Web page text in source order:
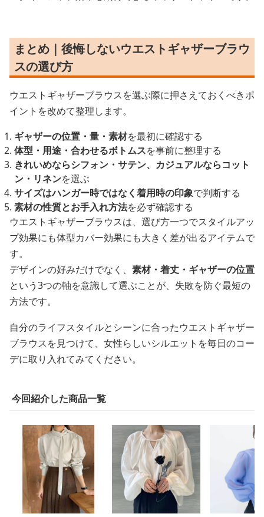
まとめ｜後悔しないウエストギャザーブラウ
スの選び方
ウエストギャザーブラウスを選ぶ際に押さえておくべきポ
イントを改めて整理します。
ギャザーの位置・量・素材を最初に確認する
体型・用途・合わせるボトムスを事前に整理する
きれいめならシフォン・サテン、カジュアルならコット
ン・リネンを選ぶ
サイズはハンガー時ではなく着用時の印象で判断する
素材の性質とお手入れ方法を必ず確認する
ウエストギャザーブラウスは、選び方一つでスタイルアッ
プ効果にも体型カバー効果にも大きく差が出るアイテムで
す。
デザインの好みだけでなく、 素材・着丈・ギャザーの位置
という3つの軸を意識して選ぶことが、失敗を防ぐ最短の
方法です。
自分のライフスタイルとシーンに合ったウエストギャザー
ブラウスを見つけて、女性らしいシルエットを毎日のコー
デに取り入れてみてください。
今回紹介した商品一覧